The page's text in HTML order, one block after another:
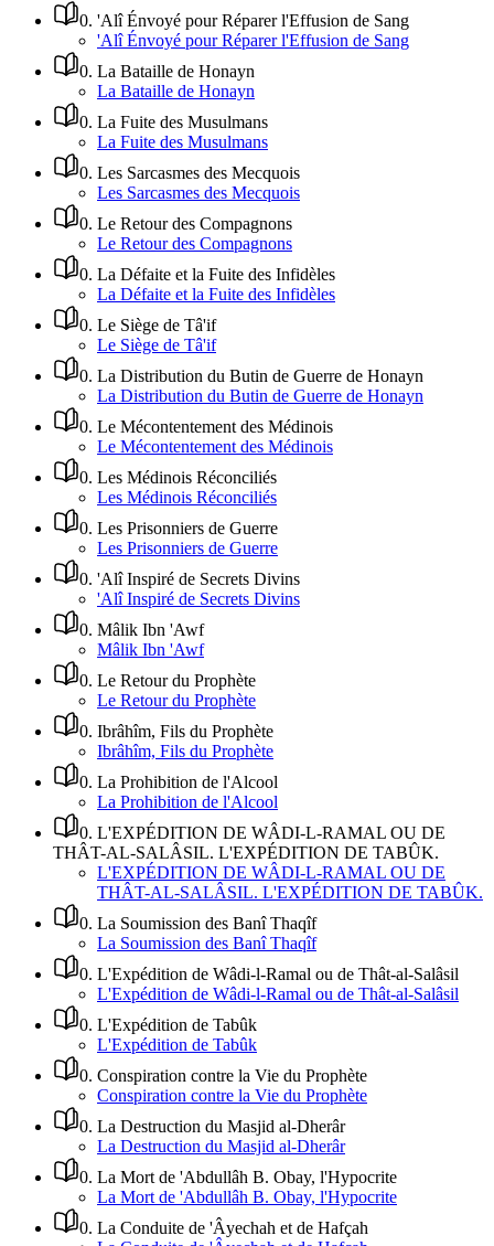
0. 'Alî Énvoyé pour Réparer l'Effusion de Sang
'Alî Énvoyé pour Réparer l'Effusion de Sang
0. La Bataille de Honayn
La Bataille de Honayn
0. La Fuite des Musulmans
La Fuite des Musulmans
0. Les Sarcasmes des Mecquois
Les Sarcasmes des Mecquois
0. Le Retour des Compagnons
Le Retour des Compagnons
0. La Défaite et la Fuite des Infidèles
La Défaite et la Fuite des Infidèles
0. Le Siège de Tâ'if
Le Siège de Tâ'if
0. La Distribution du Butin de Guerre de Honayn
La Distribution du Butin de Guerre de Honayn
0. Le Mécontentement des Médinois
Le Mécontentement des Médinois
0. Les Médinois Réconciliés
Les Médinois Réconciliés
0. Les Prisonniers de Guerre
Les Prisonniers de Guerre
0. 'Alî Inspiré de Secrets Divins
'Alî Inspiré de Secrets Divins
0. Mâlik Ibn 'Awf
Mâlik Ibn 'Awf
0. Le Retour du Prophète
Le Retour du Prophète
0. Ibrâhîm, Fils du Prophète
Ibrâhîm, Fils du Prophète
0. La Prohibition de l'Alcool
La Prohibition de l'Alcool
0. L'EXPÉDITION DE WÂDI-L-RAMAL OU DE
THÂT-AL-SALÂSIL. L'EXPÉDITION DE TABÛK.
L'EXPÉDITION DE WÂDI-L-RAMAL OU DE
THÂT-AL-SALÂSIL. L'EXPÉDITION DE TABÛK.
0. La Soumission des Banî Thaqîf
La Soumission des Banî Thaqîf
0. L'Expédition de Wâdi-l-Ramal ou de Thât-al-Salâsil
L'Expédition de Wâdi-l-Ramal ou de Thât-al-Salâsil
0. L'Expédition de Tabûk
L'Expédition de Tabûk
0. Conspiration contre la Vie du Prophète
Conspiration contre la Vie du Prophète
0. La Destruction du Masjid al-Dherâr
La Destruction du Masjid al-Dherâr
0. La Mort de 'Abdullâh B. Obay, l'Hypocrite
La Mort de 'Abdullâh B. Obay, l'Hypocrite
0. La Conduite de 'Âyechah et de Hafçah